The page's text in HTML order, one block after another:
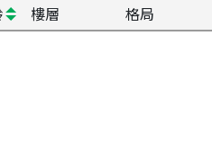
樓層 格局